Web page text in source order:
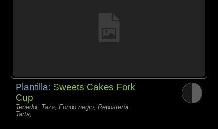
Plantilla: Sweets Cakes Fork
Cup
Tenedor, Taza, Fondo negro, Repostería,
Tarta,